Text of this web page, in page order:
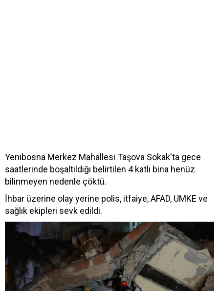
Yenibosna Merkez Mahallesi Taşova Sokak'ta gece
saatlerinde boşaltıldığı belirtilen 4 katlı bina henüz
bilinmeyen nedenle çöktü.
İhbar üzerine olay yerine polis, itfaiye, AFAD, UMKE ve
sağlık ekipleri sevk edildi.